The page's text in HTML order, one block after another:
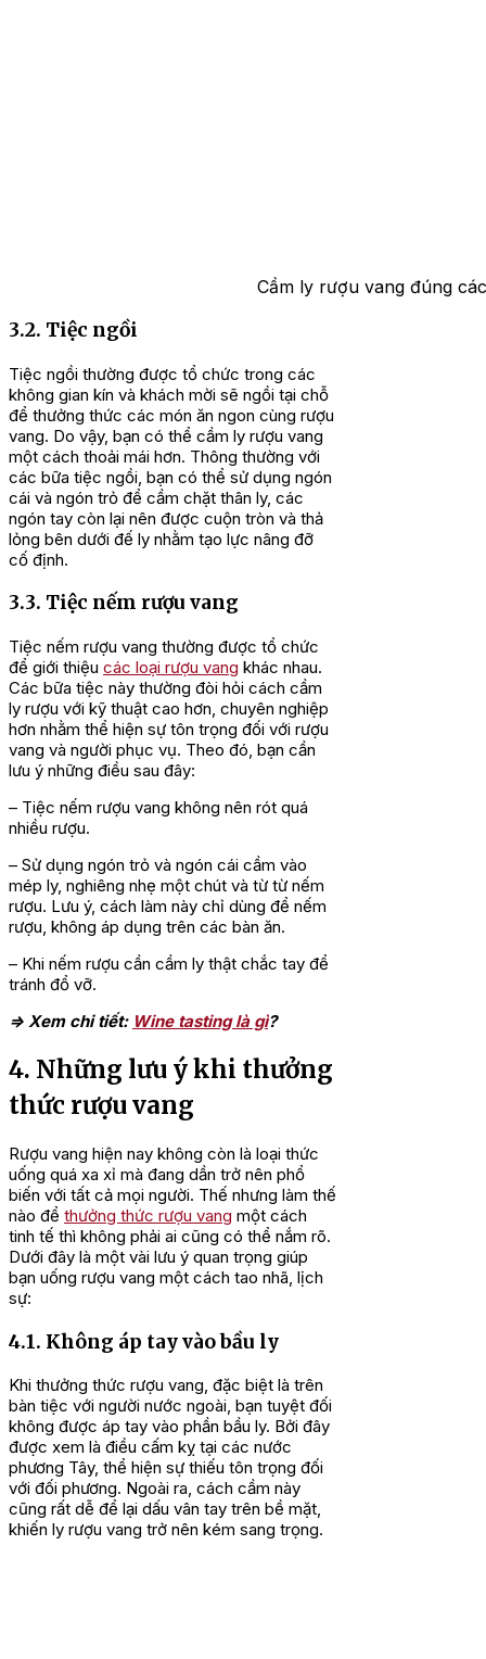
Cầm ly rượu vang đúng
3.2. Tiệc ngồi
Tiệc ngồi thường được tổ chức trong các
không gian kín và khách mời sẽ ngồi tại chỗ
để thưởng thức các món ăn ngon cùng rượu
vang. Do vậy, bạn có thể cầm ly rượu vang
một cách thoải mái hơn. Thông thường với
các bữa tiệc ngồi, bạn có thể sử dụng ngón
cái và ngón trỏ để cầm chặt thân ly, các
ngón tay còn lại nên được cuộn tròn và thả
lỏng bên dưới đế ly nhằm tạo lực nâng đỡ
cố định.
3.3. Tiệc nếm rượu vang
Tiệc nếm rượu vang thường được tổ chức
để giới thiệu các loại rượu vang khác nhau.
Các bữa tiệc này thường đòi hỏi cách cầm
ly rượu với kỹ thuật cao hơn, chuyên nghiệp
hơn nhằm thể hiện sự tôn trọng đối với rượu
vang và người phục vụ. Theo đó, bạn cần
lưu ý những điều sau đây:
– Tiệc nếm rượu vang không nên rót quá
nhiều rượu.
– Sử dụng ngón trỏ và ngón cái cầm vào
mép ly, nghiêng nhẹ một chút và từ từ nếm
rượu. Lưu ý, cách làm này chỉ dùng để nếm
rượu, không áp dụng trên các bàn ăn.
– Khi nếm rượu cần cầm ly thật chắc tay để
tránh đổ vỡ.
=> Xem chi tiết: Wine tasting là gì?
4. Những lưu ý khi thưởng
thức rượu vang
Rượu vang hiện nay không còn là loại thức
uống quá xa xỉ mà đang dần trở nên phổ
biến với tất cả mọi người. Thế nhưng làm thế
nào để thưởng thức rượu vang một cách
tinh tế thì không phải ai cũng có thể nắm rõ.
Dưới đây là một vài lưu ý quan trọng giúp
bạn uống rượu vang một cách tao nhã, lịch
sự:
4.1. Không áp tay vào bầu ly
Khi thưởng thức rượu vang, đặc biệt là trên
bàn tiệc với người nước ngoài, bạn tuyệt đối
không được áp tay vào phần bầu ly. Bởi đây
được xem là điều cấm kỵ tại các nước
phương Tây, thể hiện sự thiếu tôn trọng đối
với đối phương. Ngoài ra, cách cầm này
cũng rất dễ để lại dấu vân tay trên bề mặt,
khiến ly rượu vang trở nên kém sang trọng.